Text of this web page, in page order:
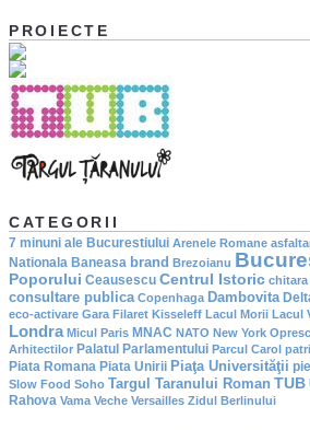
PROIECTE
CATEGORII
7 minuni ale Bucurestiului Arenele Romane
Nationala Baneasa brand Brezoianu
Poporului Ceausescu Centrul Istoric chitara
consultare publica Copenhaga Dambovita
eco-activare Gara Filaret Kisseleff Lacul Morii Lacul
Londra Micul Paris MNAC NATO New York
Arhitectilor Palatul Parlamentului Parcul Carol
Piata Romana Piata Unirii Piaţa Universităţii
Slow Food Soho Targul Taranului Roman TUB
Rahova Vama Veche Versailles Zidul Berlinului